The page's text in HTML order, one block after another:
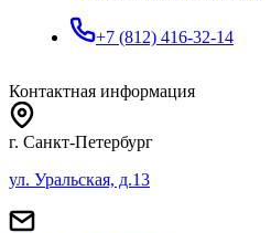
+7 (812) 416-32-14
Контактная информация
г. Санкт-Петербург
ул. Уральская, д.13